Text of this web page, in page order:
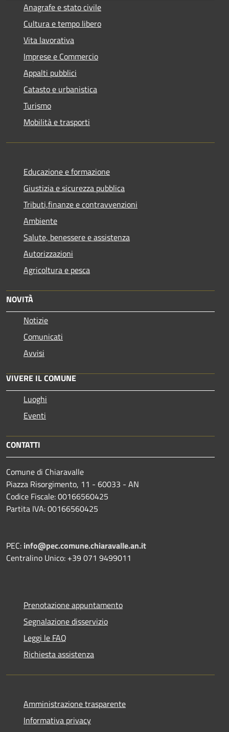
Anagrafe e stato civile
Cultura e tempo libero
Vita lavorativa
Imprese e Commercio
Appalti pubblici
Catasto e urbanistica
Turismo
Mobilità e trasporti
Educazione e formazione
Giustizia e sicurezza pubblica
Tributi,finanze e contravvenzioni
Ambiente
Salute, benessere e assistenza
Autorizzazioni
Agricoltura e pesca
NOVITÀ
Notizie
Comunicati
Avvisi
VIVERE IL COMUNE
Luoghi
Eventi
CONTATTI
Comune di Chiaravalle
Piazza Risorgimento, 11 - 60033 - AN
Codice Fiscale: 00166560425
Partita IVA: 00166560425
PEC: info@pec.comune.chiaravalle.an.it
Centralino Unico: +39 071 9499011
Prenotazione appuntamento
Segnalazione disservizio
Leggi le FAQ
Richiesta assistenza
Amministrazione trasparente
Informativa privacy